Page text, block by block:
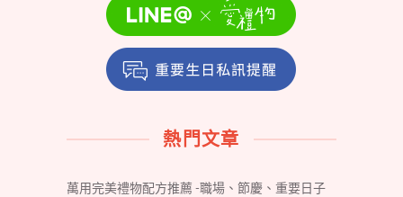
熱門文章
萬用完美禮物配方推薦 -職場、節慶、重要日子